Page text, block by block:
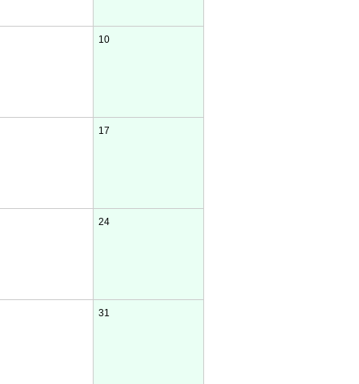
10
17
24
31